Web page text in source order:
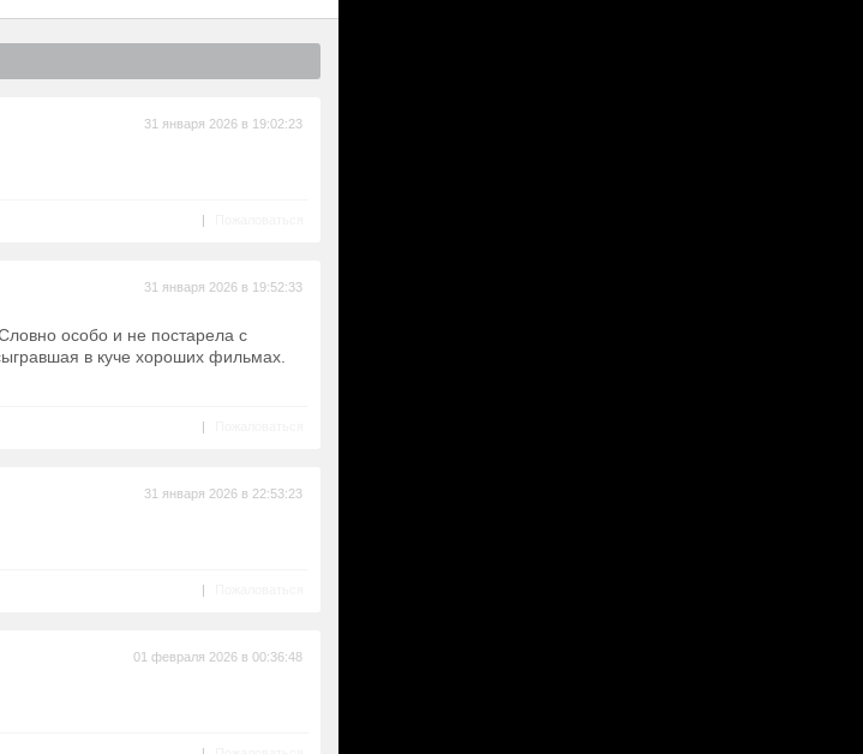
31 января 2026 в 19:02:23
|
31 января 2026 в 19:52:33
особо и не постарела с
в куче хороших фильмах.
|
31 января 2026 в 22:53:23
|
01 февраля 2026 в 00:36:48